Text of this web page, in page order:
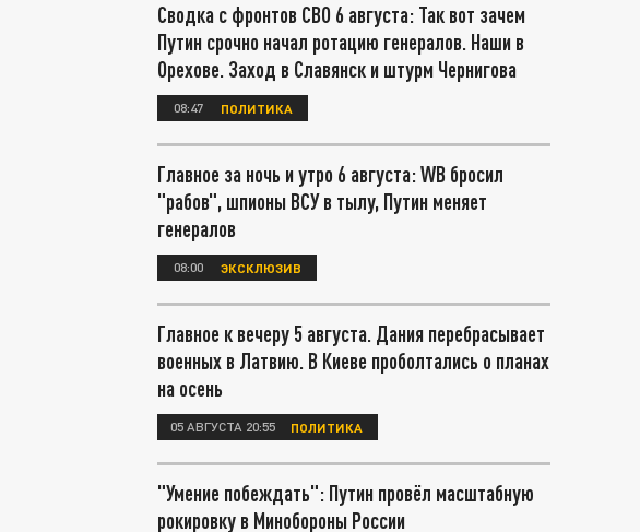
Сводка с фронтов СВО 6 августа: Так вот зачем
Путин срочно начал ротацию генералов. Наши в
Орехове. Заход в Славянск и штурм Чернигова
08:47 ПОЛИТИКА
Главное за ночь и утро 6 августа: WB бросил
"рабов", шпионы ВСУ в тылу, Путин меняет
генералов
08:00 ЭКСКЛЮЗИВ
Главное к вечеру 5 августа. Дания перебрасывает
военных в Латвию. В Киеве проболтались о планах
на осень
05 АВГУСТА 20:55 ПОЛИТИКА
"Умение побеждать": Путин провёл масштабную
рокировку в Минобороны России